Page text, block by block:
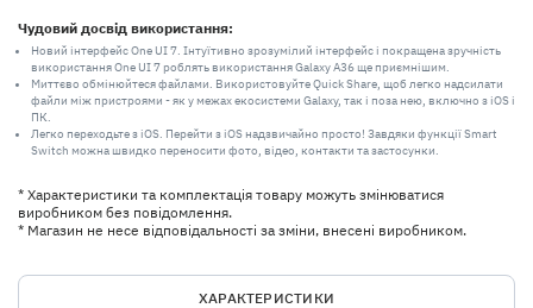
Чудовий досвід використання:
Новий інтерфейс One UI 7. Інтуїтивно зрозумілий інтерфейс і покращена зручність
використання One UI 7 роблять використання Galaxy A36 ще приємнішим.
Миттєво обмінюйтеся файлами. Використовуйте Quick Share, щоб легко надсилати
файли між пристроями - як у межах екосистеми Galaxy, так і поза нею, включно з iOS і
ПК.
Легко переходьте з iOS. Перейти з iOS надзвичайно просто! Завдяки функції Smart
Switch можна швидко переносити фото, відео, контакти та застосунки.
* Характеристики та комплектація товару можуть змінюватися
виробником без повідомлення.
* Магазин не несе відповідальності за зміни, внесені виробником.
ХАРАКТЕРИСТИКИ